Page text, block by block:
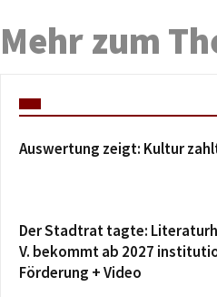
Mehr zum
Auswertung zeigt: Kultur
Der Stadtrat tagte:
V. bekommt ab 2027
Förderung + Video